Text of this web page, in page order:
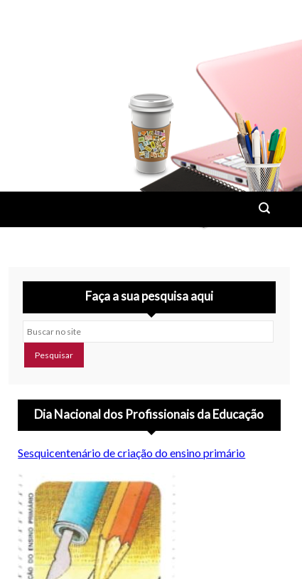
Faça a sua pesquisa aqui
Buscar no site
Dia Nacional dos Profissionais da Educação
Sesquicentenário de criação do ensino primário